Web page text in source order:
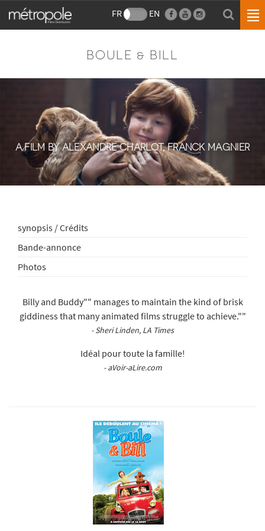
FR EN
BOULE & BILL
A FILM BY ALEXANDRE CHARLOT, FRANCK MAGNIER
synopsis / Crédits
Bande-annonce
Photos
Billy and Buddy"" manages to maintain the kind of brisk
giddiness that many animated films struggle to achieve.""
- Sheri Linden, LA Times
Idéal pour toute la famille!
- aVoir-aLire.com